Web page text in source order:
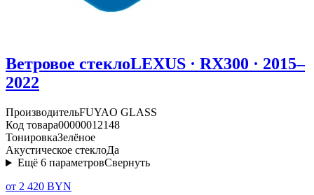
Ветровое стеклоLEXUS · RX300 · 2015–
2022
ПроизводительFUYAO GLASS
Код товара00000012148
ТонировкаЗелёное
Акустическое стеклоДа
Ещё 6 параметровСвернуть
от 2 420 BYN